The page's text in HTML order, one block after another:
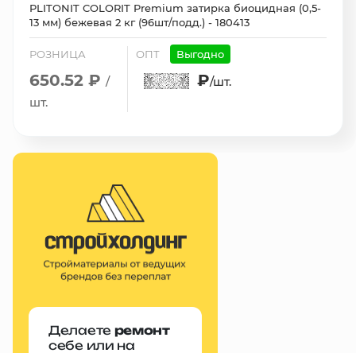
PLITONIT COLORIT Premium затирка биоцидная (0,5-
13 мм) бежевая 2 кг (96шт/подд.) - 180413
РОЗНИЦА
650.52 ₽ /
шт.
ОПТ Выгодно
₽/шт.
Делаете ремонт
себе или на